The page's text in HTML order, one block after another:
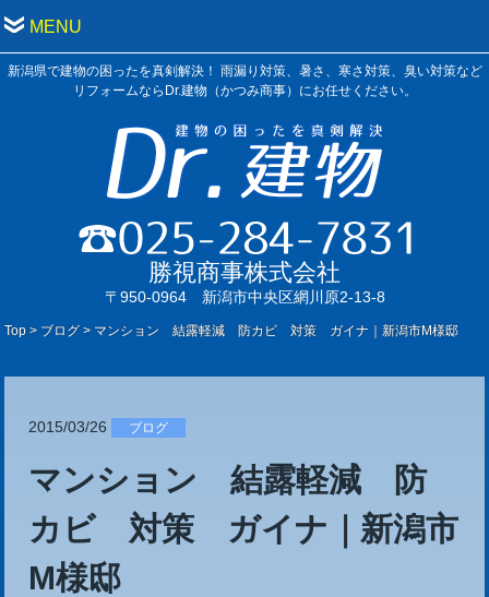
MENU
新潟県で建物の困ったを真剣解決！ 雨漏り対策、暑さ、寒さ対策、臭い対策など
リフォームならDr.建物（かつみ商事）にお任せください。
勝視商事株式会社
〒950-0964 新潟市中央区網川原2-13-8
Top > ブログ > マンション 結露軽減 防カビ 対策 ガイナ｜新潟市M様邸
2015/03/26 ブログ
マンション 結露軽減 防
カビ 対策 ガイナ｜新潟市
M様邸